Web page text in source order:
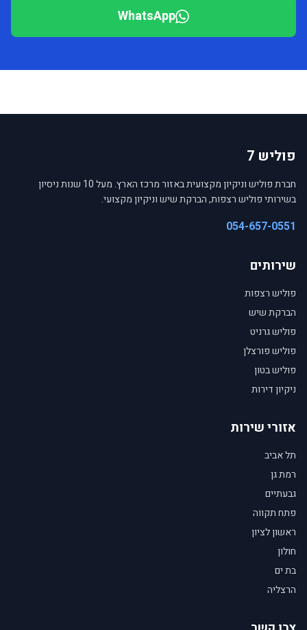
WhatsApp
פוליש 7
חברת פוליש וניקיון מקצועית באזור מרכז הארץ. מעל 10 שנות ניסיון
בשירותי פוליש רצפות, הברקת שיש וניקיון מקצועי.
054-657-0551
שירותים
פוליש רצפות
הברקת שיש
פוליש גרניט
פוליש פורצלן
פוליש בטון
ניקיון דירות
אזורי שירות
תל אביב
רמת גן
גבעתיים
פתח תקווה
ראשון לציון
חולון
בת ים
הרצליה